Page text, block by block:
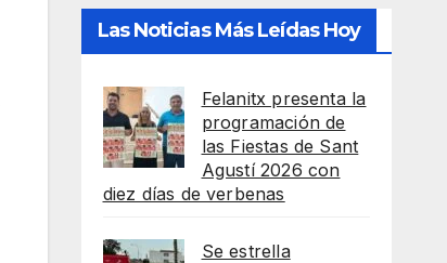
Las Noticias Más Leídas Hoy
Felanitx presenta la
programación de
las Fiestas de Sant
Agustí 2026 con
diez días de verbenas
Se estrella